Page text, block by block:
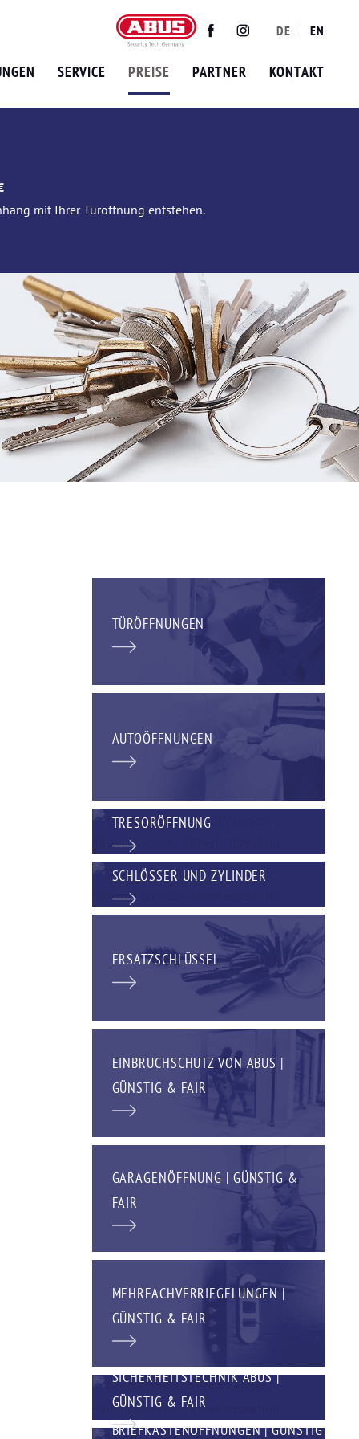
TwitterFacebookInstagram
DE EN
SERVICE PREISE PARTNER KONTAKT
mit Ihrer Türöffnung entstehen.
TÜRÖFFNUNGEN
AUTOÖFFNUNGEN
TRESORÖFFNUNG
SCHLÖSSER UND ZYLINDER
ERSATZSCHLÜSSEL
EINBRUCHSCHUTZ VON ABUS |
GÜNSTIG & FAIR
GARAGENÖFFNUNG | GÜNSTIG &
FAIR
MEHRFACHVERRIEGELUNGEN |
GÜNSTIG & FAIR
SICHERHEITSTECHNIK ABUS |
GÜNSTIG & FAIR
BRIEFKASTENÖFFNUNGEN | GÜNSTIG